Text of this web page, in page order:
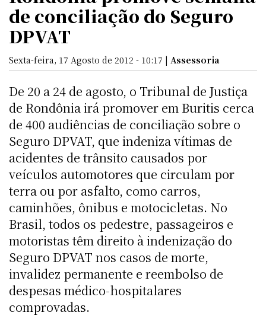
de conciliação do Seguro
DPVAT
Sexta-feira, 17 Agosto de 2012 - 10:17 | Assessoria
De 20 a 24 de agosto, o Tribunal de Justiça
de Rondônia irá promover em Buritis cerca
de 400 audiências de conciliação sobre o
Seguro DPVAT, que indeniza vítimas de
acidentes de trânsito causados por
veículos automotores que circulam por
terra ou por asfalto, como carros,
caminhões, ônibus e motocicletas. No
Brasil, todos os pedestre, passageiros e
motoristas têm direito à indenização do
Seguro DPVAT nos casos de morte,
invalidez permanente e reembolso de
despesas médico-hospitalares
comprovadas.